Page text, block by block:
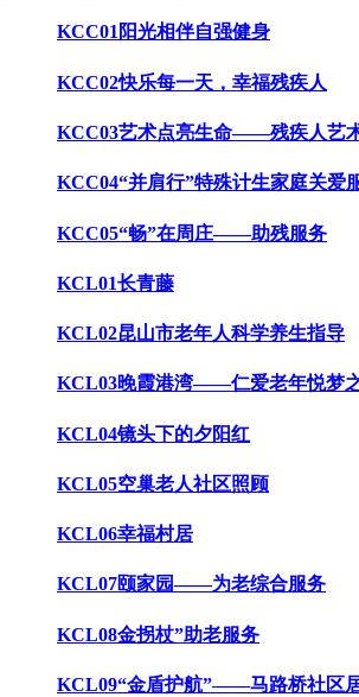
KCC01阳光相伴自强健身
KCC02快乐每一天，幸福残疾人
KCC03艺术点亮生命——残疾人艺
KCC04“并肩行”特殊计生家庭关爱
KCC05“畅”在周庄——助残服务
KCL01长青藤
KCL02昆山市老年人科学养生指导
KCL03晚霞港湾——仁爱老年悦梦
KCL04镜头下的夕阳红
KCL05空巢老人社区照顾
KCL06幸福村居
KCL07颐家园——为老综合服务
KCL08金拐杖”助老服务
KCL09“金盾护航”——马路桥社区